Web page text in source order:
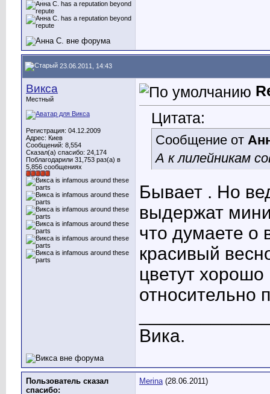
23.06.2011, 14:43
Викса
Местный
Регистрация: 04.12.2009
Адрес: Киев
Сообщений: 8,554
Сказал(а) спасибо: 24,174
Поблагодарили 31,753 раз(а) в
5,856 сообщениях
Цитата:
Сообщение от
А к лилейникам
Бывает . Но
выдержат
что думаете о
красивый
цветут
относительно
Вика.
Пользователь сказал
cпасибо:
Merina(28.06.2011)